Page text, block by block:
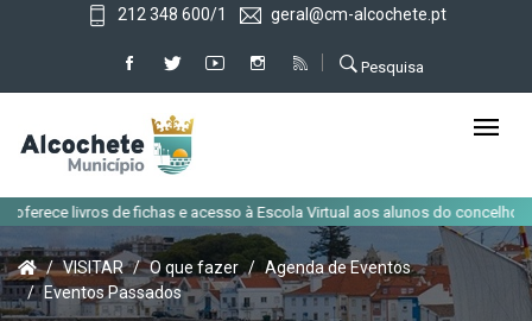
212 348 600/1 geral@cm-alcochete.pt
Pesquisa
livros de fichas e acesso à Escola Virtual aos alunos do concelho |
VISITAR O que fazer
Agenda de Eventos
Eventos Passados